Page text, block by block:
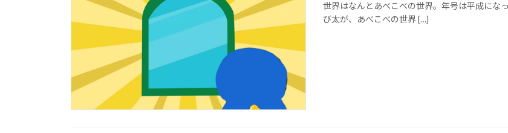
世界はなんとあべこべの世界。年号は平成にな
び太が、あべこべの世界 […]